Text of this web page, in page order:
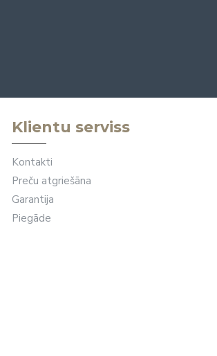
Klientu serviss
Kontakti
Preču atgriešāna
Garantija
Piegāde